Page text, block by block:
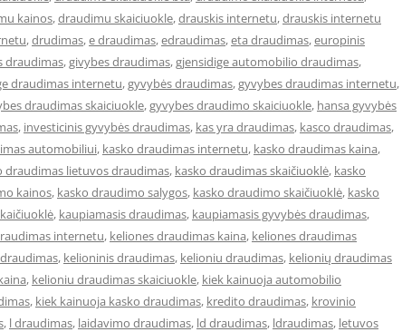
kainos,draudimu skaiciuokle,drauskis internetu,drauskis internetu
,drudimas,e draudimas,edraudimas,eta draudimas,europinis
draudimas,givybes draudimas,gjensidige automobilio draudimas,
draudimas internetu,gyvybės draudimas,gyvybes draudimas internetu,
draudimas skaiciuokle,gyvybes draudimo skaiciuokle, hansa gyvybės
, investicinis gyvybės draudimas, kas yra draudimas, kasco draudimas,
automobiliui, kasko draudimas internetu, kasko draudimas kaina,
draudimas lietuvos draudimas, kasko draudimas skaičiuoklė, kasko
kainos, kasko draudimo salygos, kasko draudimo skaičiuoklė, kasko
, kaupiamasis draudimas, kaupiamasis gyvybės draudimas,
internetu, keliones draudimas kaina, keliones draudimas
, kelioninis draudimas, kelioniu draudimas, kelionių draudimas
, kelioniu draudimas skaiciuokle, kiek kainuoja automobilio
, kiek kainuoja kasko draudimas, kredito draudimas, krovinio
, l draudimas, laidavimo draudimas, ld draudimas, ldraudimas, letuvos